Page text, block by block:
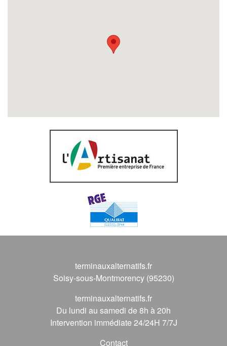
terminauxalternatifs.fr
Soisy-sous-Montmorency (95230)
terminauxalternatifs.fr
Du lundi au samedi de 8h à 20h
Intervention immédiate 24/24H 7/7J
Contact